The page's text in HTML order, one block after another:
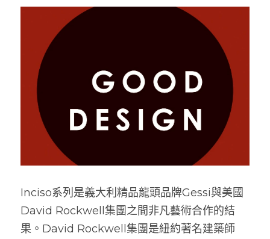
Inciso系列是義大利精品龍頭品牌Gessi與美國
David Rockwell集團之間非凡藝術合作的結
果。David Rockwell集團是紐約著名建築師